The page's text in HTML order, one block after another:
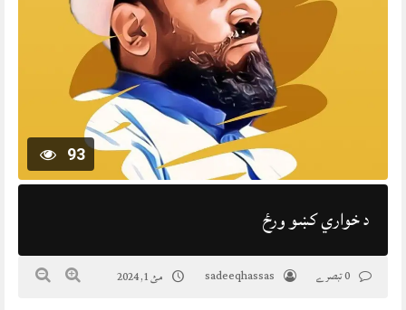
93
د خواري کښو ورځ
sadeeqhassas مئ 1, 2024